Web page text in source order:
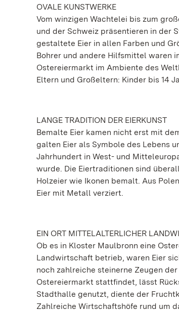
OVALE KUNSTWERKE
Vom winzigen Wachtelei bis zum
und der Schweiz präsentieren in der
gestaltete Eier in allen Farben und
Bohrer und andere Hilfsmittel waren
Ostereiermarkt im Ambiente des
Eltern und Großeltern: Kinder bis 14
LANGE TRADITION DER EIERKUNST
Bemalte Eier kamen nicht erst mit
galten Eier als Symbole des Lebens
Jahrhundert in West- und
wurde. Die Eiertraditionen sind
Holzeier wie Ikonen bemalt. Aus
Eier mit Metall verziert.
EIN ORT MITTELALTERLICHER
Ob es in Kloster Maulbronn eine
Landwirtschaft betrieb, waren Eier
noch zahlreiche steinerne Zeugen
Ostereiermarkt stattfindet, lässt
Stadthalle genutzt, diente der
Zahlreiche Wirtschaftshöfe rund um